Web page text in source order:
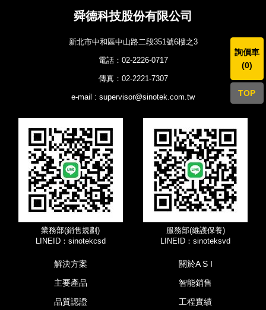
詢價車
(0)
TOP
舜德科技股份有限公司
新北市中和區中山路二段351號6樓之3
電話：02-2226-0717
傳真：02-2221-7307
e-mail : supervisor@sinotek.com.tw
業務部(銷售規劃)
LINEID：sinotekcsd
服務部(維護保養)
LINEID：sinoteksvd
解決方案 關於A S I
主要產品 智能銷售
品質認證 工程實績